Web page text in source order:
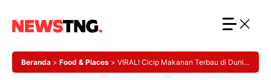
Beranda > Food & Places > VIRAL! Cicip Makanan Terbau di Dunia,